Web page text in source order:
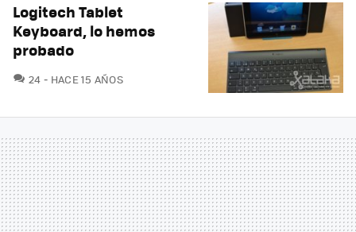
Logitech Tablet
Keyboard, lo hemos
probado
24 COMENTARIOS
HACE 15 AÑOS